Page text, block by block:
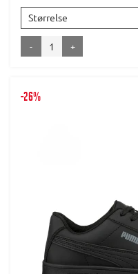
Størrelse
- +
-26%